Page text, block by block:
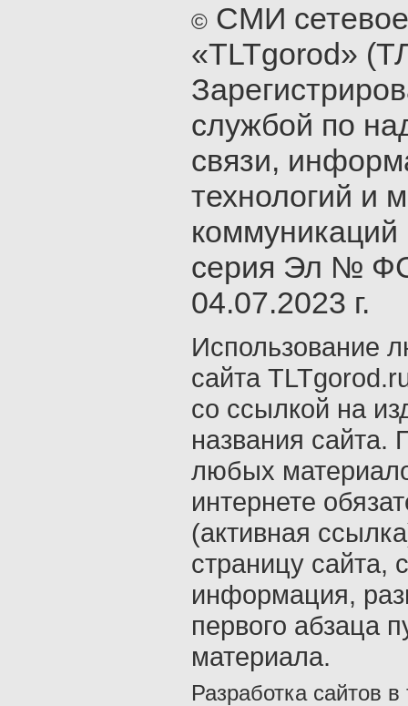
© СМИ
«TLTgorod»
службой по
связи,
технологий и
серия Эл №
04.07.2023 г.
Использование
сайта
со ссылкой на
названия сайта.
любых
интернете
(активная
страницу сайта,
информация,
первого абзаца
материала.
Разработка сайтов в